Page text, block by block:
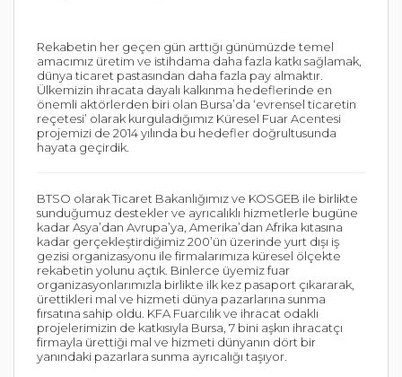
Rekabetin her geçen gün arttığı günümüzde temel
amacımız üretim ve istihdama daha fazla katkı sağlamak,
dünya ticaret pastasından daha fazla pay almaktır.
Ülkemizin ihracata dayalı kalkınma hedeflerinde en
önemli aktörlerden biri olan Bursa’da ‘evrensel ticaretin
reçetesi’ olarak kurguladığımız Küresel Fuar Acentesi
projemizi de 2014 yılında bu hedefler doğrultusunda
hayata geçirdik.
BTSO olarak Ticaret Bakanlığımız ve KOSGEB ile birlikte
sunduğumuz destekler ve ayrıcalıklı hizmetlerle bugüne
kadar Asya’dan Avrupa’ya, Amerika’dan Afrika kıtasına
kadar gerçekleştirdiğimiz 200’ün üzerinde yurt dışı iş
gezisi organizasyonu ile firmalarımıza küresel ölçekte
rekabetin yolunu açtık. Binlerce üyemiz fuar
organizasyonlarımızla birlikte ilk kez pasaport çıkararak,
ürettikleri mal ve hizmeti dünya pazarlarına sunma
fırsatına sahip oldu. KFA Fuarcılık ve ihracat odaklı
projelerimizin de katkısıyla Bursa, 7 bini aşkın ihracatçı
firmayla ürettiği mal ve hizmeti dünyanın dört bir
yanındaki pazarlara sunma ayrıcalığı taşıyor.